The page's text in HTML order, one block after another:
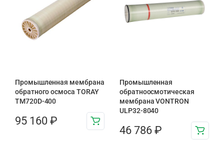
Промышленная мембрана
обратного осмоса TORAY
TM720D-400
95 160 ₽
Промышленная
обратноосмотическая
мембрана VONTRON
ULP32-8040
46 786 ₽